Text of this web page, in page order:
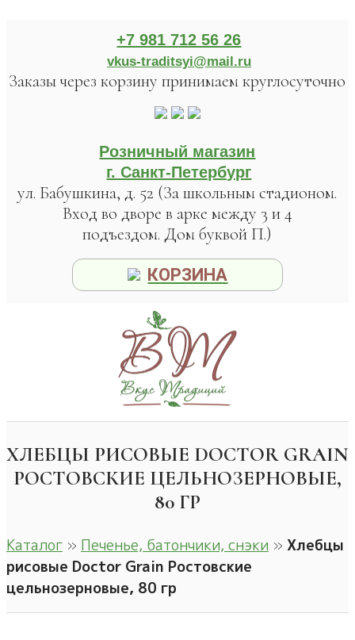
+7 981 712 56 26
vkus-traditsyi@mail.ru
Заказы через корзину принимаем круглосуточно
Розничный магазин
г. Санкт-Петербург
ул. Бабушкина, д. 52 (За школьным стадионом.
Вход во дворе в арке между 3 и 4
подъездом. Дом буквой П.)
КОРЗИНА
ХЛЕБЦЫ РИСОВЫЕ DOCTOR GRAIN
РОСТОВСКИЕ ЦЕЛЬНОЗЕРНОВЫЕ,
80 ГР
Каталог » Печенье, батончики, снэки » Хлебцы
рисовые Doctor Grain Ростовские
цельнозерновые, 80 гр